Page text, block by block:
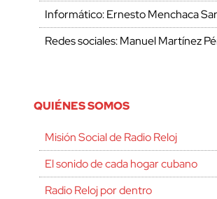
Informático: Ernesto Menchaca
Redes sociales: Manuel Martínez
QUIÉNES SOMOS
Misión Social de Radio Reloj
El sonido de cada hogar cubano
Radio Reloj por dentro